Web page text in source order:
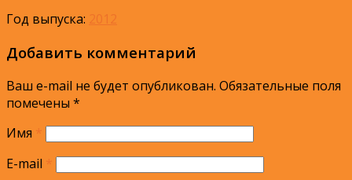
Год выпуска: 2012
Добавить комментарий
Ваш e-mail не будет опубликован. Обязательные поля
помечены *
Имя *
E-mail *